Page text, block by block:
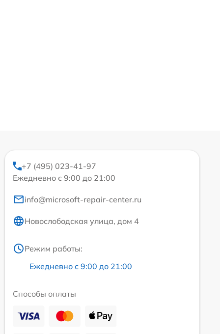
+7 (495) 023-41-97
Ежедневно с 9:00 до 21:00
info@microsoft-repair-center.ru
Новослободская улица, дом 4
Режим работы:
Ежедневно с 9:00 до 21:00
Способы оплаты